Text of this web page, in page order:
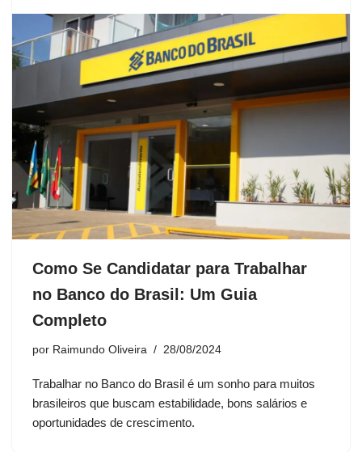
Como Se Candidatar para Trabalhar
no Banco do Brasil: Um Guia
Completo
por Raimundo Oliveira 28/08/2024
Trabalhar no Banco do Brasil é um sonho para muitos
brasileiros que buscam estabilidade, bons salários e
oportunidades de crescimento.